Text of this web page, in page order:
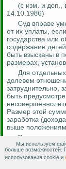
(с изм. и
14.10.1986)
Суд вправе
от их уплаты,
государства или
содержание
быть взысканы в
размерах,
Для
долевом
затруднительно,
быть
Размер этой
заработка
выше
Родители,
в
Мы используем
больше возможностей.
использования cookie и